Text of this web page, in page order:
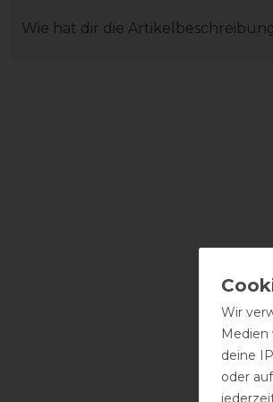
Wie hat dir die
Wir
Medien
deine
oder